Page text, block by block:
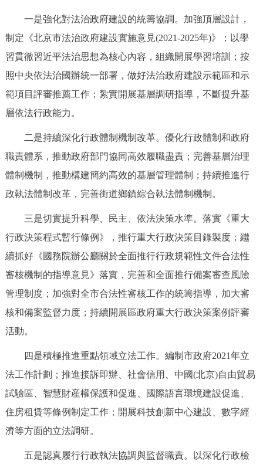
一是強化對法治政府建設的統籌協調。加強頂層設計，
制定《北京市法治政府建設實施意見(2021-2025年)》；以學
習貫徹習近平法治思想為核心內容，組織開展學習培訓；按
照中央依法治國辦統一部署，做好法治政府建設示範區和示
範項目評審推薦工作；紮實開展基層調研指導，不斷提升基
層依法行政能力。
二是持續深化行政體制機制改革。優化行政體制和政府
職責體系，推動政府部門協同高效履職盡責；完善基層治理
體制機制，推動構建簡約高效的基層管理體制；持續推進行
政執法體制改革，完善街道鄉鎮綜合執法體制機制。
三是切實提升科學、民主、依法決策水準。落實《重大
行政決策程式暫行條例》，推行重大行政決策目錄製度；繼
續抓好《國務院辦公廳關於全面推行行政規範性文件合法性
審核機制的指導意見》落實，完善和全面推行備案審查風險
管理制度；加強對全市合法性審核工作的統籌指導，加大審
核和備案監督力度；持續開展區政府重大行政決策案例評審
活動。
四是積極推進重點領域立法工作。編制市政府2021年立
法工作計劃；推進接訴即辦、社會信用、中國(北京)自由貿易
試驗區、智慧財産權保護和促進、國際語言環境建設促進、
住房租賃等條例制定工作；開展科技創新中心建設、數字經
濟等方面的立法調研。
五是認真履行行政執法協調與監督職責。以深化行政檢